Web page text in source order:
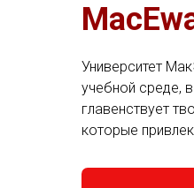
Университет
учебной среде,
главенствует
которые